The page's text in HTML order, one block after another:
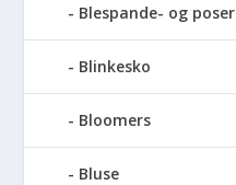
Blespande- og poser
Blinkesko
Bloomers
Bluse